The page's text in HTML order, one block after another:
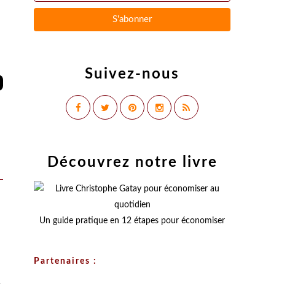
Suivez-nous
Découvrez notre livre
Un guide pratique en 12 étapes pour économiser
Partenaires :